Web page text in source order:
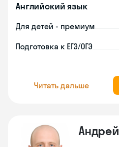
Английский язык
Для детей - премиум
Подготовка к ЕГЭ/ОГЭ
Читать дальше
Андрей